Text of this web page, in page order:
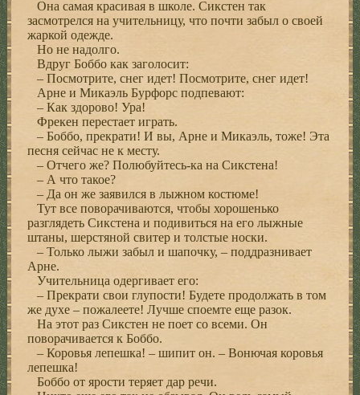
Она самая красивая в школе. Сикстен так
засмотрелся на учительницу, что почти забыл о своей
жаркой одежде.
Но не надолго.
Вдруг Боббо как заголосит:
– Посмотрите, снег идет! Посмотрите, снег идет!
Арне и Микаэль Бурфорс подпевают:
– Как здорово! Ура!
Фрекен перестает играть.
– Боббо, прекрати! И вы, Арне и Микаэль, тоже! Эта
песня сейчас не к месту.
– Отчего же? Полюбуйтесь-ка на Сикстена!
– А что такое?
– Да он же заявился в лыжном костюме!
Тут все поворачиваются, чтобы хорошенько
разглядеть Сикстена и подивиться на его лыжные
штаны, шерстяной свитер и толстые носки.
– Только лыжи забыл и шапочку, – поддразнивает
Арне.
Учительница одергивает его:
– Прекрати свои глупости! Будете продолжать в том
же духе – пожалеете! Лучше споемте еще разок.
На этот раз Сикстен не поет со всеми. Он
поворачивается к Боббо.
– Коровья лепешка! – шипит он. – Вонючая коровья
лепешка!
Боббо от ярости теряет дар речи.